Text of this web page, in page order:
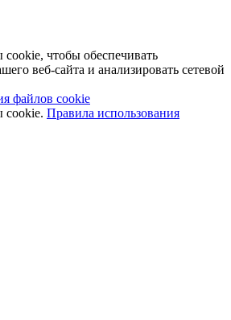
чтобы обеспечивать
веб-сайта и анализировать сетевой
файлов cookie
cookie. Правила использования